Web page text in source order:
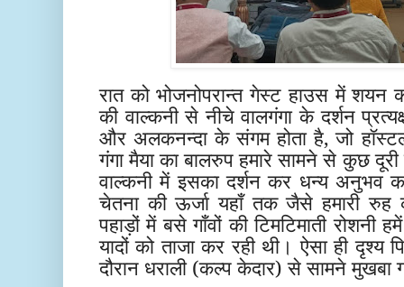
रात को भोजनोपरान्त गेस्ट हाउस में
की वाल्कनी से नीचे वालगंगा के दर्शन
और अलकनन्दा के संगम होता है, जो
गंगा मैया का बालरुप हमारे सामने से कुछ दूरी
वाल्कनी में इसका दर्शन कर धन्य अनुभव
चेतना की ऊर्जा यहाँ तक जैसे हमारी रुह
पहाड़ों में बसे गाँवों की टिमटिमाती
यादों को ताजा कर रही थी। ऐसा ही दृश्य
दौरान धराली (कल्प केदार) से सामने